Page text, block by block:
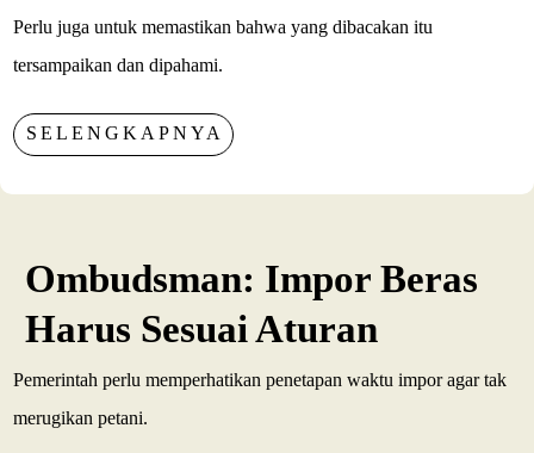
Perlu juga untuk memastikan bahwa yang dibacakan itu
tersampaikan dan dipahami.
SELENGKAPNYA
Ombudsman: Impor Beras
Harus Sesuai Aturan
Pemerintah perlu memperhatikan penetapan waktu impor agar tak
merugikan petani.